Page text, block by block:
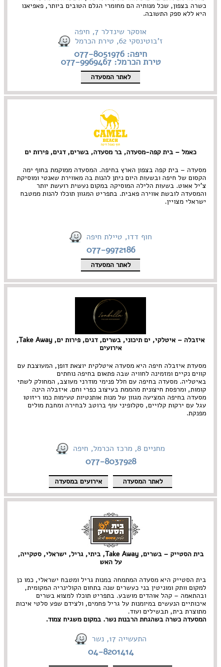
כשרה בצפון, שכל מנותיה הם מחומרי הגלם הטובים ביותר, פאפיאנו
היא ללא ספק התשובה.
אוסקר שינדלר 7, חיפה
ז'בוטינסקי 62, טירת הכרמל
חיפה: 077-8051976
טירת הכרמל: 077-9969467
לאתר המסעדה
כאמל – בית קפה-מסעדה, בר מסעדה, בשרים, דגים, פירות ים
מסעדה – בית קפה בצפון הארץ בחיפה. המסעדה ממוקמת בחוף ימה
הקסום של חיפה ובשעות היום ניתן להנות בה מאווירת שאנטי ומוסיקת
צ'יל אאוט. בשעות הלילה המוסיקה במקום נעשית רועשת יותר
והמסעדה לובשת אווירה פאבית. בתפריט המגוון תוכלו להנות ממטבח
ישראלי מצויין.
חוף דדו, טיילת חיפה
077-9972186
לאתר המסעדה
איזבלה – איטלקי, ים תיכוני, בשרים, דגים, פירות ים, Take Away,
אירועים
מסעדת איזבלה חיפה היא מסעדה איטלקית יוצאת דופן, המעוצבת עם
קווים נקיים ומזמינה לחוויה שבה פתאום בחיפה נוחתים
באיטליה. מסעדה בחיפה עם חלל פנימי מודרני מעוצב, המחולק לשתי
קומות, ומרפסת חיצונית מהממת בעיצוב כפרי וחם. איזבלה הינה
מסעדה בחיפה המציעה מגוון של מנות אותנטיות טעימות כמו ריזוטו
עגל עם ירקות קלויים, סקלופיני עוף ברוטב לבחירה ומחבת מולים
מפנקת.
מחניים 8, מרכז הכרמל, חיפה
077-8037928
לאתר המסעדה אירועים במסעדה
בית הסטייק – בשרים, Take Away, ביתי, גריל, ישראלי, סטקייה,
על האש
בית הסטייק היא מסעדה המתמחה במנות גריל ומטבח ישראלי, כמו כן
למקום וותק ומוניטין בני כעשרים שנה בתחום הקולינריה המקומית,
ובהתאמה – קהל אוהדים מושבע. בתפריט תוכלו למצוא בשרים
איכותיים הנעשים במיומנות על גריל פחמים, ולצידם שפע סלטי איכות
מתוצרת בית, תבשילים ועוד.
המסעדה כשרה בשהגחת הרבנות נשר. במקום משגיח צמוד.
התעשייה 17, נשר
04-8201414